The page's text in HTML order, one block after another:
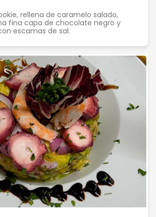
rellena de caramelo salado,
fina capa de chocolate negro y
escamas de sal.